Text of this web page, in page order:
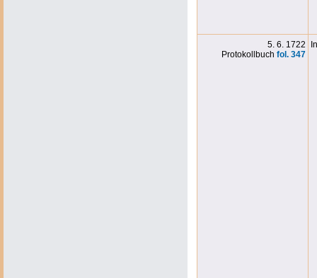
5. 6. 1722
Protokollbuch fol. 347